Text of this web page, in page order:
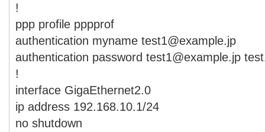
!
ppp profile pppprof
authentication myname test1@example.jp
authentication password test1@example.jp
!
interface GigaEthernet2.0
ip address 192.168.10.1/24
no shutdown